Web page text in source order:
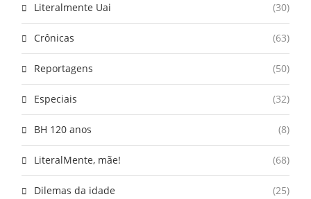
Literalmente Uai (30)
Crônicas (63)
Reportagens (50)
Especiais (32)
BH 120 anos (8)
LiteralMente, mãe! (68)
Dilemas da idade (25)